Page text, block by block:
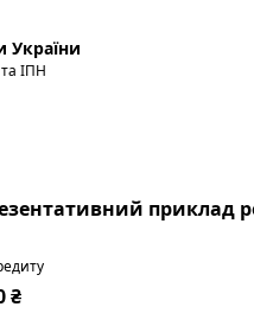
України
ІПН
приклад
₴